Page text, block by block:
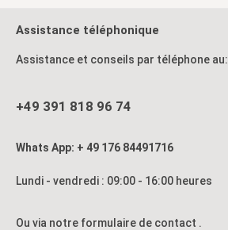
Assistance téléphonique
Assistance et conseils par téléphone au:
+49 391 818 96 74
Whats App: + 49 176 84491716
Lundi - vendredi : 09:00 - 16:00 heures
Ou via notre formulaire de contact .